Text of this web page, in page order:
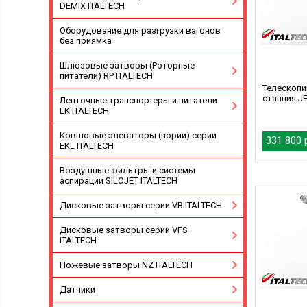
DEMIX ITALTECH
Оборудование для разгрузки вагонов
без приямка
Шлюзовые затворы (Роторные
питатели) RP ITALTECH
Ленточные транспортеры и питатели
LK ITALTECH
Ковшовые элеваторы (нории) серии
EKL ITALTECH
Воздушные фильтры и системы
аспирации SILOJET ITALTECH
Дисковые затворы серии VB ITALTECH
Дисковые затворы серии VFS
ITALTECH
Ножевые затворы NZ ITALTECH
Датчики
станция
331 800